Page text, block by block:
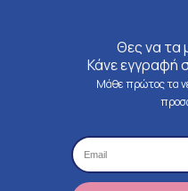
Θες να τα
Κάνε εγγραφή
Μάθε πρώτος τα